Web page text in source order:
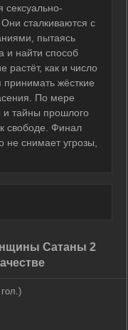
сталкиваются с
пытаясь
и найти способ
растёт, как и число
жёсткие
По мере
и тайны прошлого
свободе. Финал
снимает угрозы,
Сатаны 2
гол.)